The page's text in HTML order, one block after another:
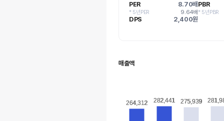
PER 8.70배
* 5년PER 9.64배
PBR
* 5년PBR
DPS 2,400원
매출액
264,312
264,312 282,441
282,441 275,939
275,939